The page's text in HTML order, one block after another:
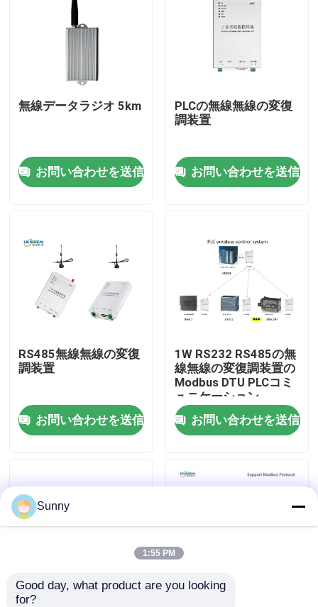
製品
ビデオ
工場 ツアー
品質管理
ニュース
ブログ
無線データラジオ 5km
お問い合わせを送信
PLCの無線無線の変復
調装置
お問い合わせを送信
RS485無線無線の変復
調装置
お問い合わせを送信
1W RS232 RS485の無
線無線の変復調装置の
Modbus DTU PLCコミ
ュニケーション
お問い合わせを送信
450MHz無線無線の変
Sunny
1:55 PM
Good day, what product are you looking
for?